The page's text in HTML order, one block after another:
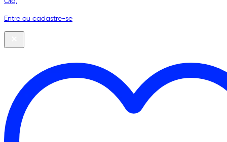
Entre ou cadastre-se